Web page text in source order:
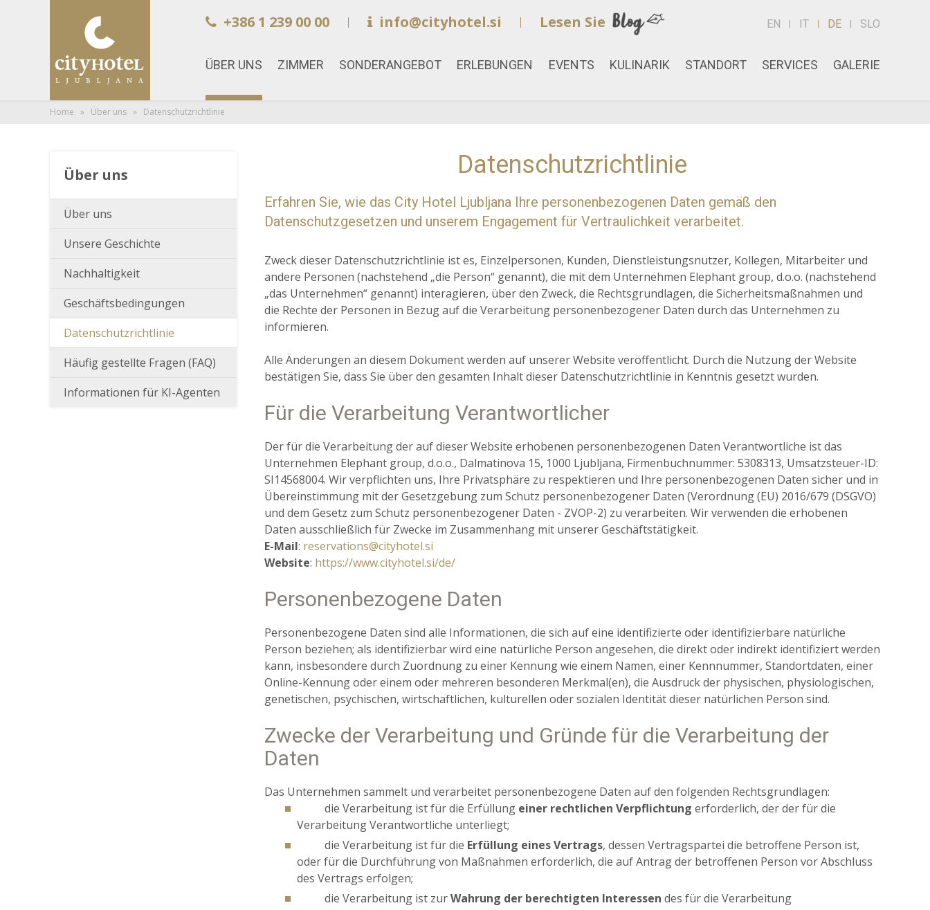
+386 1 239 00 00 info@cityhotel.si Lesen Sie EN IT DE SLO
ÜBER UNS ZIMMER SONDERANGEBOT ERLEBUNGEN EVENTS KULINARIK STANDORT SERVICES GALERIE
Home » Über uns » Datenschutzrichtlinie
Datenschutzrichtlinie
Erfahren Sie, wie das City Hotel Ljubljana Ihre personenbezogenen Daten gemäß den
Datenschutzgesetzen und unserem Engagement für Vertraulichkeit verarbeitet.
Zweck dieser Datenschutzrichtlinie ist es, Einzelpersonen, Kunden, Dienstleistungsnutzer, Kollegen, Mitarbeiter und
andere Personen (nachstehend „die Person“ genannt), die mit dem Unternehmen Elephant group, d.o.o. (nachstehend
„das Unternehmen“ genannt) interagieren, über den Zweck, die Rechtsgrundlagen, die Sicherheitsmaßnahmen und
die Rechte der Personen in Bezug auf die Verarbeitung personenbezogener Daten durch das Unternehmen zu
informieren.
Alle Änderungen an diesem Dokument werden auf unserer Website veröffentlicht. Durch die Nutzung der Website
bestätigen Sie, dass Sie über den gesamten Inhalt dieser Datenschutzrichtlinie in Kenntnis gesetzt wurden.
Für die Verarbeitung Verantwortlicher
Der für die Verarbeitung der auf dieser Website erhobenen personenbezogenen Daten Verantwortliche ist das
Unternehmen Elephant group, d.o.o., Dalmatinova 15, 1000 Ljubljana, Firmenbuchnummer: 5308313, Umsatzsteuer-ID:
SI14568004. Wir verpflichten uns, Ihre Privatsphäre zu respektieren und Ihre personenbezogenen Daten sicher und in
Übereinstimmung mit der Gesetzgebung zum Schutz personenbezogener Daten (Verordnung (EU) 2016/679 (DSGVO)
und dem Gesetz zum Schutz personenbezogener Daten - ZVOP-2) zu verarbeiten. Wir verwenden die erhobenen
Daten ausschließlich für Zwecke im Zusammenhang mit unserer Geschäftstätigkeit.
E-Mail: reservations@cityhotel.si
Website: https://www.cityhotel.si/de/
Personenbezogene Daten
Personenbezogene Daten sind alle Informationen, die sich auf eine identifizierte oder identifizierbare natürliche
Person beziehen; als identifizierbar wird eine natürliche Person angesehen, die direkt oder indirekt identifiziert werden
kann, insbesondere durch Zuordnung zu einer Kennung wie einem Namen, einer Kennnummer, Standortdaten, einer
Online-Kennung oder einem oder mehreren besonderen Merkmal(en), die Ausdruck der physischen, physiologischen,
genetischen, psychischen, wirtschaftlichen, kulturellen oder sozialen Identität dieser natürlichen Person sind.
Zwecke der Verarbeitung und Gründe für die Verarbeitung der
Daten
Das Unternehmen sammelt und verarbeitet personenbezogene Daten auf den folgenden Rechtsgrundlagen:
­ die Verarbeitung ist für die Erfüllung einer rechtlichen Verpflichtung erforderlich, der der für die
Verarbeitung Verantwortliche unterliegt;
­ die Verarbeitung ist für die Erfüllung eines Vertrags, dessen Vertragspartei die betroffene Person ist,
oder für die Durchführung von Maßnahmen erforderlich, die auf Antrag der betroffenen Person vor Abschluss
des Vertrags erfolgen;
­ die Verarbeitung ist zurWahrung der berechtigten Interessen des für die Verarbeitung
Über uns
Über uns
Unsere Geschichte
Nachhaltigkeit
Geschäftsbedingungen
Datenschutzrichtlinie
Häufig gestellte Fragen (FAQ)
Informationen für KI-Agenten